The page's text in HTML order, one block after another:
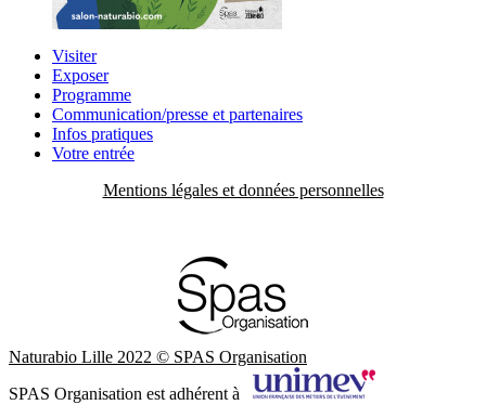
Visiter
Exposer
Programme
Communication/presse et partenaires
Infos pratiques
Votre entrée
Mentions légales et données personnelles
Naturabio Lille 2022 © SPAS Organisation
SPAS Organisation est adhérent à